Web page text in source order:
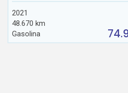
2021
48.670 km
Gasolina